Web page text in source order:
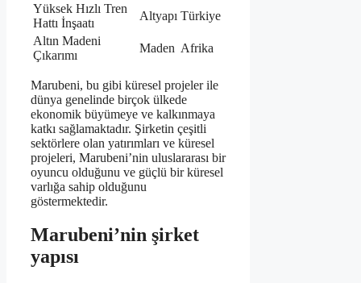
Yüksek Hızlı Tren
Hattı İnşaatı
Altyapı Türkiye
Altın Madeni
Çıkarımı
Maden Afrika
Marubeni, bu gibi küresel projeler ile
dünya genelinde birçok ülkede
ekonomik büyümeye ve kalkınmaya
katkı sağlamaktadır. Şirketin çeşitli
sektörlere olan yatırımları ve küresel
projeleri, Marubeni’nin uluslararası bir
oyuncu olduğunu ve güçlü bir küresel
varlığa sahip olduğunu
göstermektedir.
Marubeni’nin şirket
yapısı